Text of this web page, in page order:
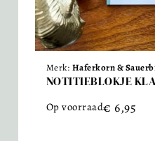
Merk: Haferkorn &
NOTITIEBLOKJE
Op voorraad€ 6,95